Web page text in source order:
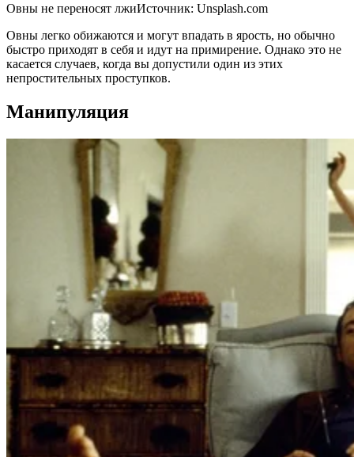
Овны не переносят лжиИсточник: Unsplash.com
Овны легко обижаются и могут впадать в ярость, но обычно
быстро приходят в себя и идут на примирение. Однако это не
касается случаев, когда вы допустили один из этих
непростительных проступков.
Манипуляция